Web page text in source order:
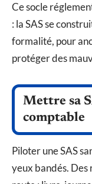
Ce socle
: la SAS se
formalité, pour
protéger des
Mettre sa
comptable
Piloter une SAS
yeux bandés. Des